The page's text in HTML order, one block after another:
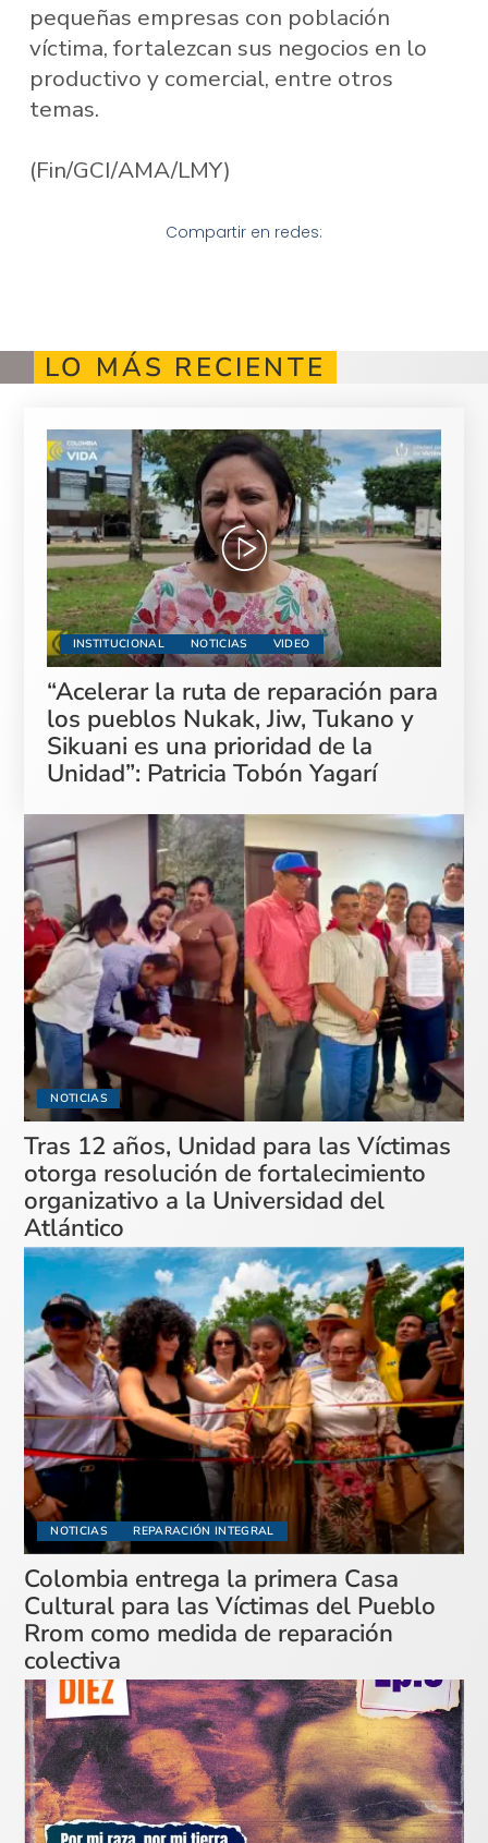
pequeñas empresas con población
víctima, fortalezcan sus negocios en lo
productivo y comercial, entre otros
temas.
(Fin/GCI/AMA/LMY)
Compartir en redes:
LO MÁS RECIENTE
INSTITUCIONAL NOTICIAS VIDEO
“Acelerar la ruta de reparación para
los pueblos Nukak, Jiw, Tukano y
Sikuani es una prioridad de la
Unidad”: Patricia Tobón Yagarí
NOTICIAS
Tras 12 años, Unidad para las Víctimas
otorga resolución de fortalecimiento
organizativo a la Universidad del
Atlántico
NOTICIAS REPARACIÓN INTEGRAL
Colombia entrega la primera Casa
Cultural para las Víctimas del Pueblo
Rrom como medida de reparación
colectiva